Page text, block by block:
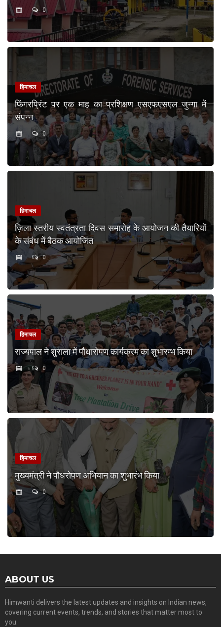
0
हिमाचल
फिंगरप्रिंट पर एक माह का प्रशिक्षण एसएफएसएल जुन्गा में
संपन्न
0
हिमाचल
ज़िला स्तरीय स्वतंत्रता दिवस समारोह के आयोजन की तैयारियों
के संबंध में बैठक आयोजित
0
हिमाचल
राज्यपाल ने शुराला में पौधारोपण कार्यक्रम का शुभारम्भ किया
0
हिमाचल
मुख्यमंत्री ने पौधरोपण अभियान का शुभारंभ किया
0
ABOUT US
Himwanti delivers the latest updates and insights on Indian news,
covering current events, trends, and stories that matter most to
you.